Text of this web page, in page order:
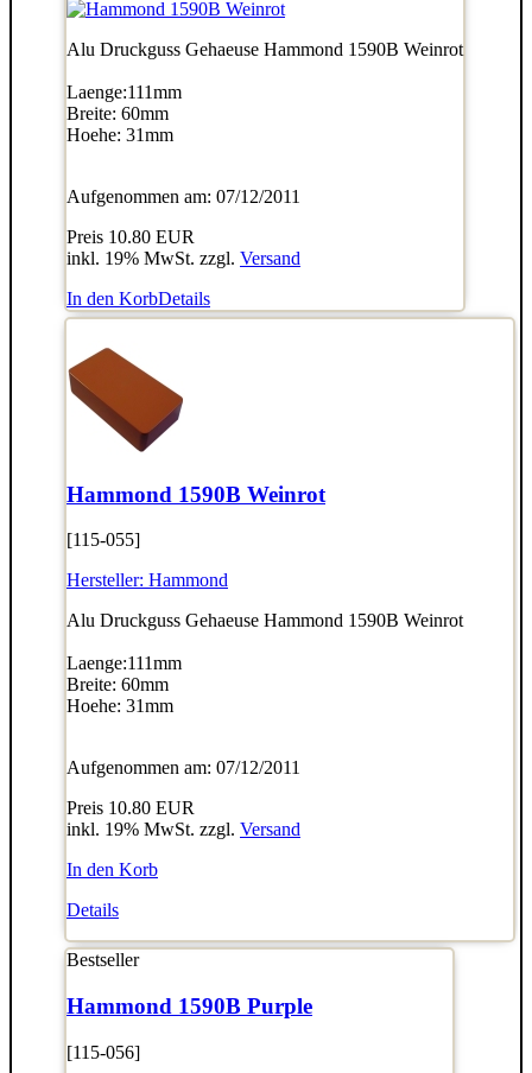
Alu Druckguss Gehaeuse Hammond 1590B Weinrot
Laenge:111mm
Breite: 60mm
Hoehe: 31mm
Aufgenommen am: 07/12/2011
Preis 10.80 EUR
inkl. 19% MwSt. zzgl. Versand
In den KorbDetails
Hammond 1590B Weinrot
[115-055]
Hersteller: Hammond
Alu Druckguss Gehaeuse Hammond 1590B Weinrot
Laenge:111mm
Breite: 60mm
Hoehe: 31mm
Aufgenommen am: 07/12/2011
Preis 10.80 EUR
inkl. 19% MwSt. zzgl. Versand
In den Korb
Details
Bestseller
Hammond 1590B Purple
[115-056]